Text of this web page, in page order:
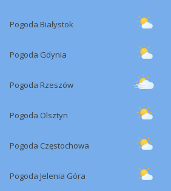
Pogoda Białystok
Pogoda Gdynia
Pogoda Rzeszów
Pogoda Olsztyn
Pogoda Częstochowa
Pogoda Jelenia Góra